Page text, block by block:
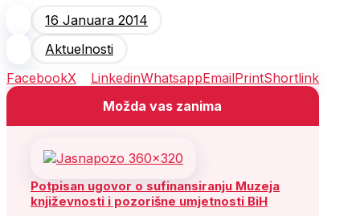
16 Januara 2014
Aktuelnosti
FacebookX LinkedinWhatsappEmailPrintShortlink
Možda vas zanima
Potpisan ugovor o sufinansiranju Muzeja
književnosti i pozorišne umjetnosti BiH